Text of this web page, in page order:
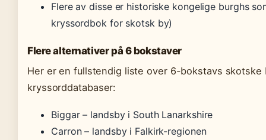
Flere av disse er historiske kongelige burghs
kryssordbok for skotsk by)
Flere alternativer på 6 bokstaver
Her er en fullstendig liste over 6-bokstavs skotske
kryssorddatabaser:
Biggar – landsby i South Lanarkshire
Carron – landsby i Falkirk-regionen